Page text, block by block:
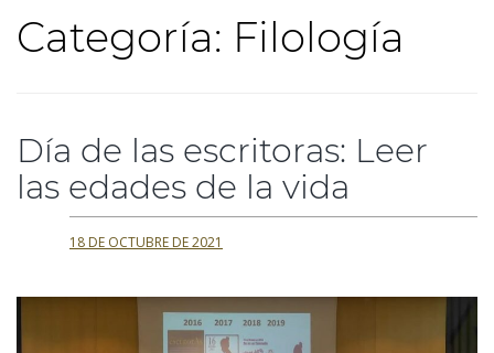
Categoría: Filología
Día de las escritoras: Leer
las edades de la vida
18 DE OCTUBRE DE 2021